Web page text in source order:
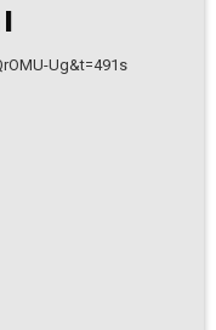
Ug&t=491s